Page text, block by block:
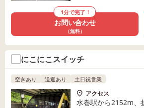
1分で完了！
お問い合わせ
（無料）
にこにこスイッチ
空きあり 送迎あり 土日祝営業
アクセス
水巻駅から2152m、